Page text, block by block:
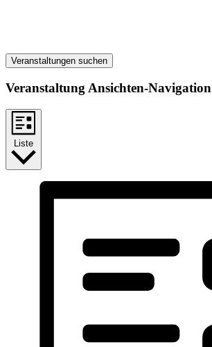
Veranstaltungen suchen
Veranstaltung Ansichten-Navigation
Liste